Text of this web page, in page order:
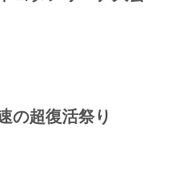
がR...
の超復活祭り